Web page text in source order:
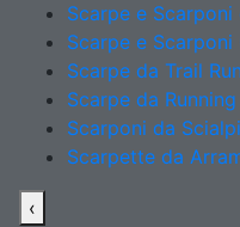
Scarpe e
Scarpe e
Scarpe da Trail
Scarpe da Running
Scarponi da
Scarpette da
‹